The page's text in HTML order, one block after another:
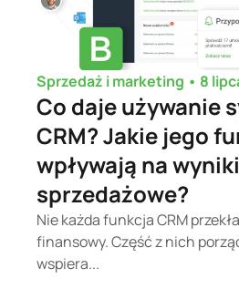
Sprzedaż i marketing • 8
Co daje używanie
CRM? Jakie jego
wpływają na wyniki
sprzedażowe?
Nie każda funkcja CRM
finansowy. Część z nich
wspiera...